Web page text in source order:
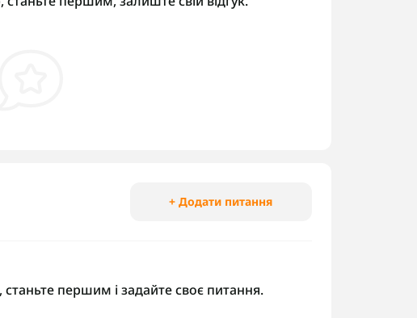
+ Додати питання
першим і задайте своє питання.